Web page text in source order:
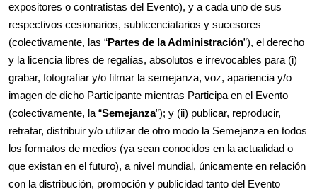
expositores o contratistas del Evento), y a cada uno de sus
respectivos cesionarios, sublicenciatarios y sucesores
(colectivamente, las “Partes de la Administración”), el derecho
y la licencia libres de regalías, absolutos e irrevocables para (i)
grabar, fotografiar y/o filmar la semejanza, voz, apariencia y/o
imagen de dicho Participante mientras Participa en el Evento
(colectivamente, la “Semejanza”); y (ii) publicar, reproducir,
retratar, distribuir y/o utilizar de otro modo la Semejanza en todos
los formatos de medios (ya sean conocidos en la actualidad o
que existan en el futuro), a nivel mundial, únicamente en relación
con la distribución, promoción y publicidad tanto del Evento